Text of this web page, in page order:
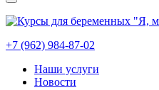
+7 (962) 984-87-02
Наши услуги
Новости